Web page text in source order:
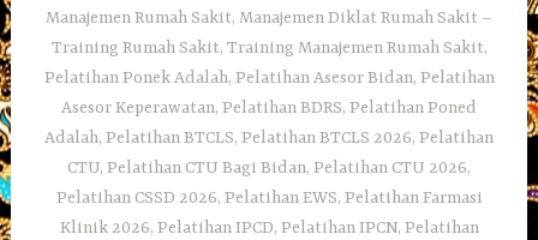
Manajemen Rumah Sakit, Manajemen Diklat Rumah Sakit –
Training Rumah Sakit, Training Manajemen Rumah Sakit,
Pelatihan Ponek Adalah, Pelatihan Asesor Bidan, Pelatihan
Asesor Keperawatan, Pelatihan BDRS, Pelatihan Poned
Adalah, Pelatihan BTCLS, Pelatihan BTCLS 2026, Pelatihan
CTU, Pelatihan CTU Bagi Bidan, Pelatihan CTU 2026,
Pelatihan CSSD 2026, Pelatihan EWS, Pelatihan Farmasi
Klinik 2026, Pelatihan IPCD, Pelatihan IPCN, Pelatihan